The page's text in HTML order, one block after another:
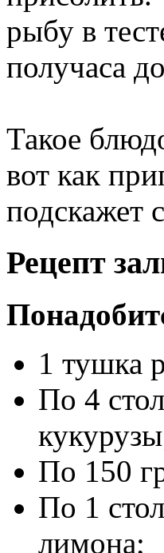
рыбу в
получаса
Такое
вот как
подскажет
Рецепт
1 тушка
По 4
По 150
По 1
лимона;